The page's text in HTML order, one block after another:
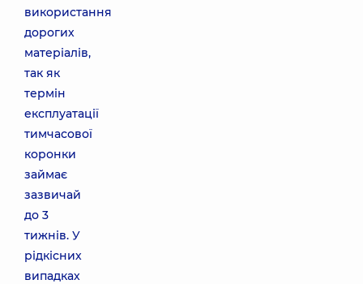
використання
дорогих
матеріалів,
так як
термін
експлуатації
тимчасової
коронки
займає
зазвичай
до 3
тижнів. У
рідкісних
випадках